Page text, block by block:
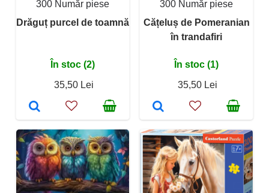
300 Număr piese
Drăguț purcel de toamnă
În stoc (2)
35,50 Lei
300 Număr piese
Cățeluș de Pomeranian
în trandafiri
În stoc (1)
35,50 Lei